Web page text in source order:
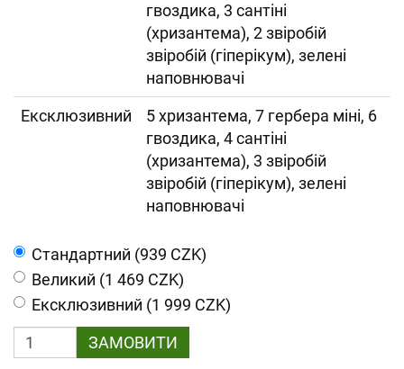
гвоздика, 3 сантіні
(хризантема), 2 звіробій
звіробій (гіперікум), зелені
наповнювачі
Ексклюзивний
5 хризантема, 7 гербера міні, 6
гвоздика, 4 сантіні
(хризантема), 3 звіробій
звіробій (гіперікум), зелені
наповнювачі
Cтандартний (939 CZK)
Великий (1 469 CZK)
Ексклюзивний (1 999 CZK)
ЗАМОВИТИ